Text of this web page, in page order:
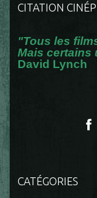
CITATION
"Tous les
Mais certains
David Lynch
CATÉGORIES